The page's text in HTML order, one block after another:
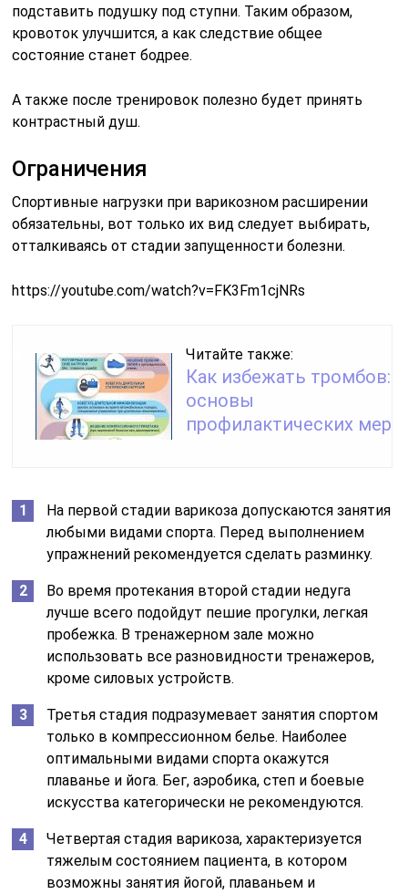
подставить подушку под ступни. Таким образом,
кровоток улучшится, а как следствие общее
состояние станет бодрее.
А также после тренировок полезно будет принять
контрастный душ.
Ограничения
Спортивные нагрузки при варикозном расширении
обязательны, вот только их вид следует выбирать,
отталкиваясь от стадии запущенности болезни.
https://youtube.com/watch?v=FK3Fm1cjNRs
Читайте также:
Как избежать тромбов:
основы
профилактических мер
На первой стадии варикоза допускаются занятия
любыми видами спорта. Перед выполнением
упражнений рекомендуется сделать разминку.
Во время протекания второй стадии недуга
лучше всего подойдут пешие прогулки, легкая
пробежка. В тренажерном зале можно
использовать все разновидности тренажеров,
кроме силовых устройств.
Третья стадия подразумевает занятия спортом
только в компрессионном белье. Наиболее
оптимальными видами спорта окажутся
плаванье и йога. Бег, аэробика, степ и боевые
искусства категорически не рекомендуются.
Четвертая стадия варикоза, характеризуется
тяжелым состоянием пациента, в котором
возможны занятия йогой, плаваньем и